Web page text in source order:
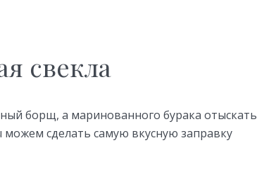
свекла
борщ, а маринованного бурака отыскать
сделать самую вкусную заправку